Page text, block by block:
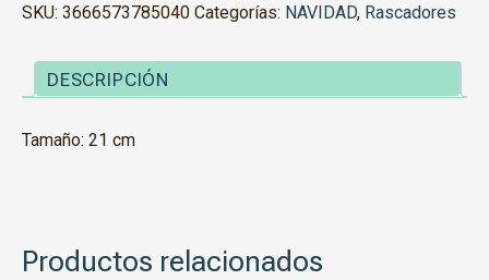
SKU: 3666573785040 Categorías: NAVIDAD, Rascadores
DESCRIPCIÓN
Tamaño: 21 cm
Productos relacionados